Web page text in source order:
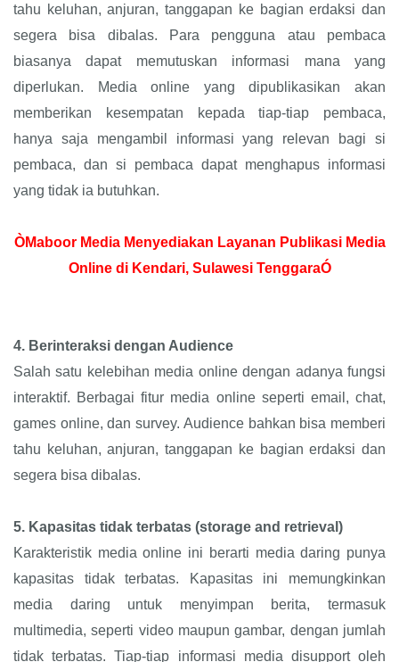
tahu keluhan, anjuran, tanggapan ke bagian erdaksi dan
segera bisa dibalas. Para pengguna atau pembaca
biasanya dapat memutuskan informasi mana yang
diperlukan. Media online yang dipublikasikan akan
memberikan kesempatan kepada tiap-tiap pembaca,
hanya saja mengambil informasi yang relevan bagi si
pembaca, dan si pembaca dapat menghapus informasi
yang tidak ia butuhkan.
ÒMaboor Media Menyediakan Layanan Publikasi Media
Online di Kendari, Sulawesi TenggaraÓ
4. Berinteraksi dengan Audience
Salah satu kelebihan media online dengan adanya fungsi
interaktif. Berbagai fitur media online seperti email, chat,
games online, dan survey. Audience bahkan bisa memberi
tahu keluhan, anjuran, tanggapan ke bagian erdaksi dan
segera bisa dibalas.
5. Kapasitas tidak terbatas (storage and retrieval)
Karakteristik media online ini berarti media daring punya
kapasitas tidak terbatas. Kapasitas ini memungkinkan
media daring untuk menyimpan berita, termasuk
multimedia, seperti video maupun gambar, dengan jumlah
tidak terbatas. Tiap-tiap informasi media disupport oleh